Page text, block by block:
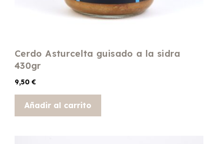
Cerdo Asturcelta guisado a la sidra
430gr
9,50 €
Añadir al carrito